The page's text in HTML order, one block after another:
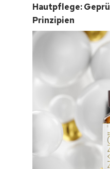
Hautpflege:
Prinzipien